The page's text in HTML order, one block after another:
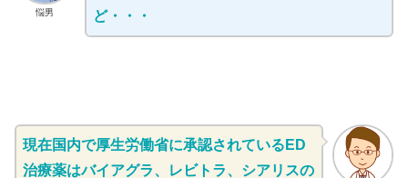
悩男 ど・・・
現在国内で厚生労働省に承認されているED
治療薬はバイアグラ、レビトラ、シアリスの